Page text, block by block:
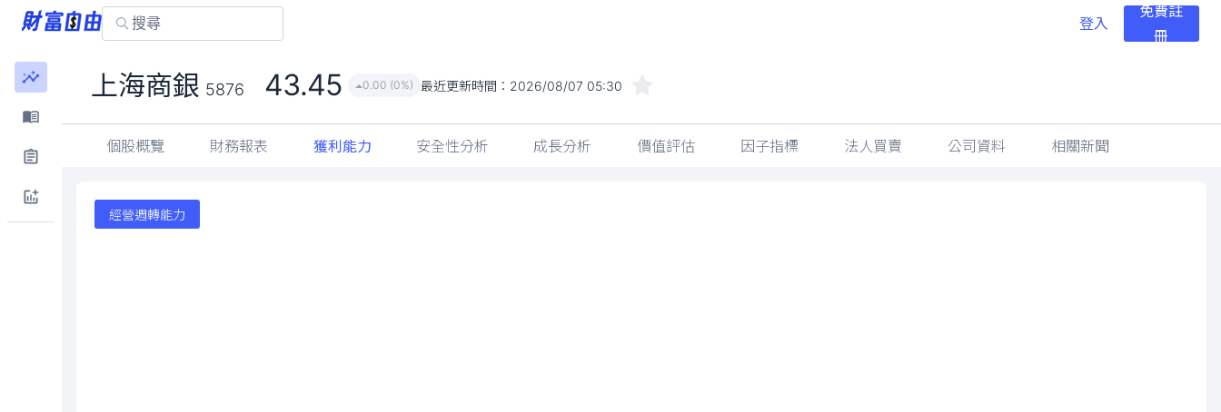
登入
免費註
冊
上海商銀 5876 43.45 0.00 (0%) 最近更新時間： 2026/08/07 05:30
個股概覽 財務報表 獲利能力 安全性分析 成長分析 價值評估 因子指標 法人買賣 公司資料 相關新聞
經營週轉能力